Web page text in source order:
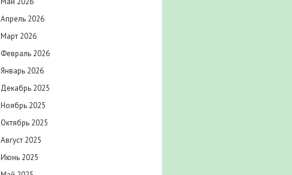
Апрель 2026
Март 2026
Февраль 2026
Январь 2026
Декабрь 2025
Ноябрь 2025
Октябрь 2025
Август 2025
Июнь 2025